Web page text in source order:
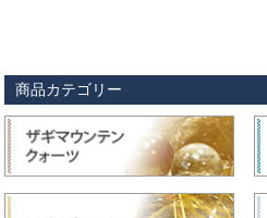
商品カテゴリー